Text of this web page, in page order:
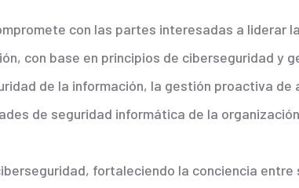
con las partes interesadas a liderar
con base en principios de ciberseguridad y
de la información, la gestión proactiva de
de seguridad informática de la
fortaleciendo la conciencia